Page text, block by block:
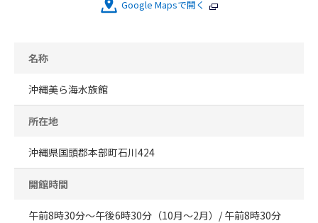
Google Mapsで開く
名称
沖縄美ら海水族館
所在地
沖縄県国頭郡本部町石川424
開館時間
午前8時30分～午後6時30分（10月～2月）/ 午前8時30分